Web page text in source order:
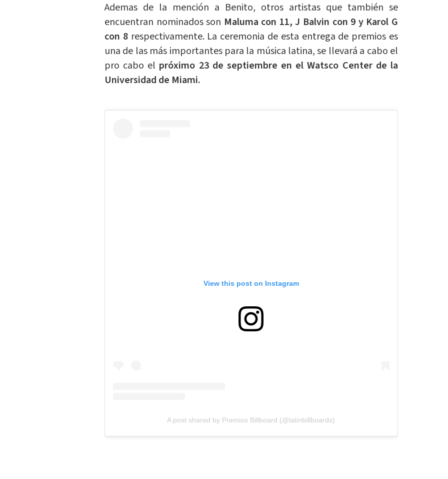
Ademas de la mención a Benito, otros artistas que también se
encuentran nominados son Maluma con 11, J Balvin con 9 y Karol G
con 8 respectivamente. La ceremonia de esta entrega de premios es
una de las más importantes para la música latina, se llevará a cabo el
pro cabo el próximo 23 de septiembre en el Watsco Center de la
Universidad de Miami.
View this post on Instagram
A post shared by Premios Billboard (@latinbillboards)